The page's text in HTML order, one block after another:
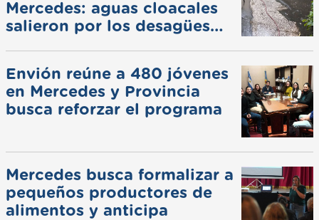
Mercedes: aguas cloacales
salieron por los desagües
Envión reúne a 480 jóvenes
en Mercedes y Provincia
busca reforzar el programa
Mercedes busca formalizar a
pequeños productores de
alimentos y anticipa